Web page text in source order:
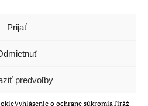
Prijať
predvoľby
Vyhlásenie o ochrane súkromiaTiráž
|